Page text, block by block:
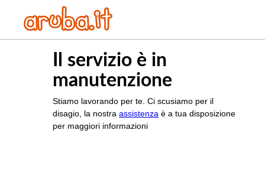
Il servizio è in
manutenzione
Stiamo lavorando per te. Ci scusiamo per il
disagio, la nostra assistenza è a tua disposizione
per maggiori informazioni